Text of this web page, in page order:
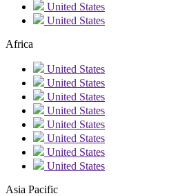
United States
United States
Africa
United States
United States
United States
United States
United States
United States
United States
United States
Asia Pacific